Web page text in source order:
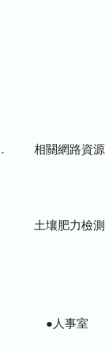
相關網路資源
土壤肥力檢測
●人事室